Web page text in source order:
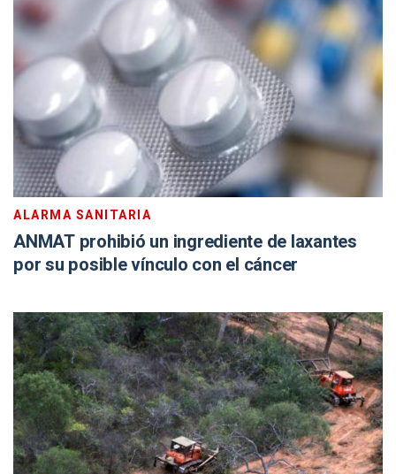
ALARMA SANITARIA
ANMAT prohibió un ingrediente de laxantes
por su posible vínculo con el cáncer